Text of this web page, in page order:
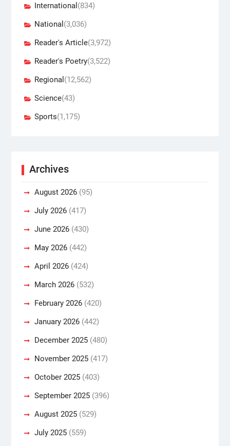
International (834)
National (3,036)
Reader's Article(3,972)
Reader's Poetry(3,522)
Regional (12,562)
Science(43)
Sports(1,175)
Archives
August 2026(95)
July 2026(417)
June 2026(430)
May 2026(442)
April 2026(424)
March 2026(532)
February 2026(420)
January 2026(442)
December 2025(480)
November 2025(417)
October 2025(403)
September 2025(396)
August 2025(529)
July 2025(559)